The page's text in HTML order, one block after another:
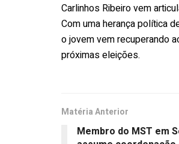
Carlinhos Ribeiro vem
Com uma herança política
o jovem vem recuperando
próximas eleições.
Matéria Anterior
Membro do MST em